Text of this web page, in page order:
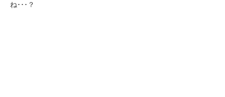
ね･･･？